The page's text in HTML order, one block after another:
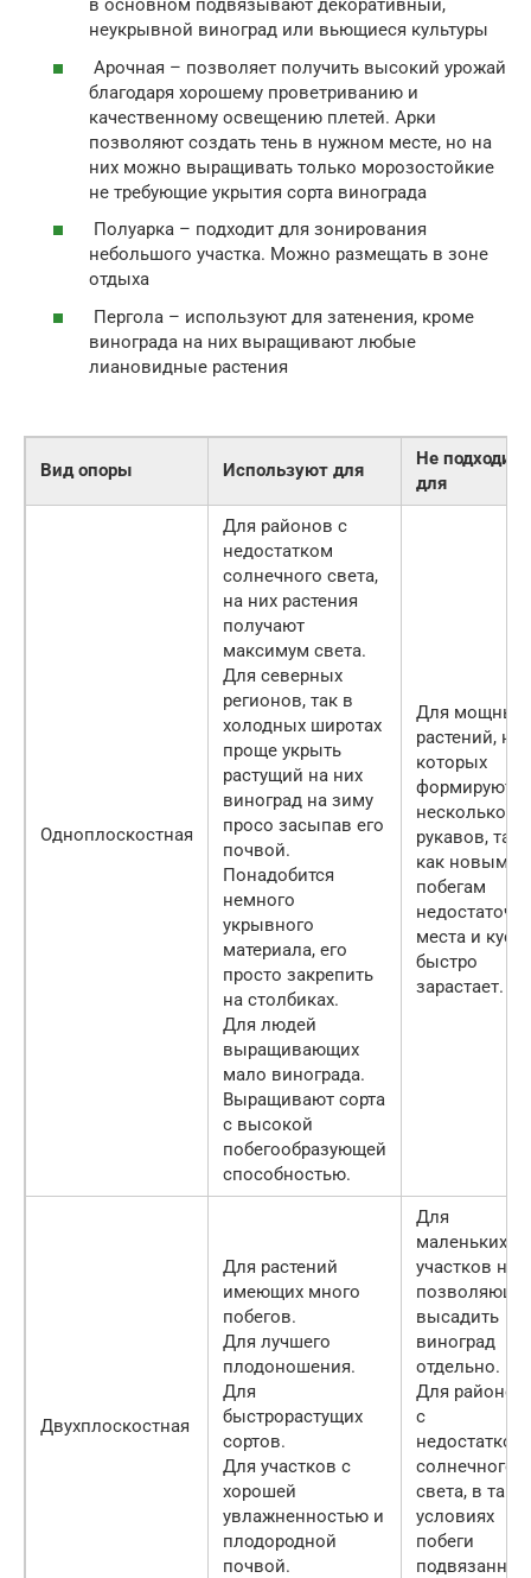
в основном подвязывают декоративный,
неукрывной виноград или вьющиеся культуры
Арочная – позволяет получить высокий урожай
благодаря хорошему проветриванию и
качественному освещению плетей. Арки
позволяют создать тень в нужном месте, но на
них можно выращивать только морозостойкие
не требующие укрытия сорта винограда
Полуарка – подходит для зонирования
небольшого участка. Можно размещать в зоне
отдыха
Пергола – используют для затенения, кроме
винограда на них выращивают любые
лиановидные растения
Вид опоры Используют для
Не подходит
для
Одноплоскостная
Для районов с
недостатком
солнечного света,
на них растения
получают
максимум света.
Для северных
регионов, так в
холодных широтах
проще укрыть
растущий на них
виноград на зиму
просо засыпав его
почвой.
Понадобится
немного
укрывного
материала, его
просто закрепить
на столбиках.
Для людей
выращивающих
мало винограда.
Выращивают сорта
с высокой
побегообразующей
способностью.
Для мощных
растений, на
которых
формируются
несколько
рукавов, так
как новым
побегам
места и куст
быстро
зарастает.
Двухплоскостная
Для растений
имеющих много
побегов.
Для лучшего
плодоношения.
Для
быстрорастущих
сортов.
Для участков с
хорошей
увлажненностью и
плодородной
почвой.
Для
маленьких
участков не
высадить
виноград
отдельно.
Для районов
с
недостатком
солнечного
света, в
условиях
побеги
подвязанные